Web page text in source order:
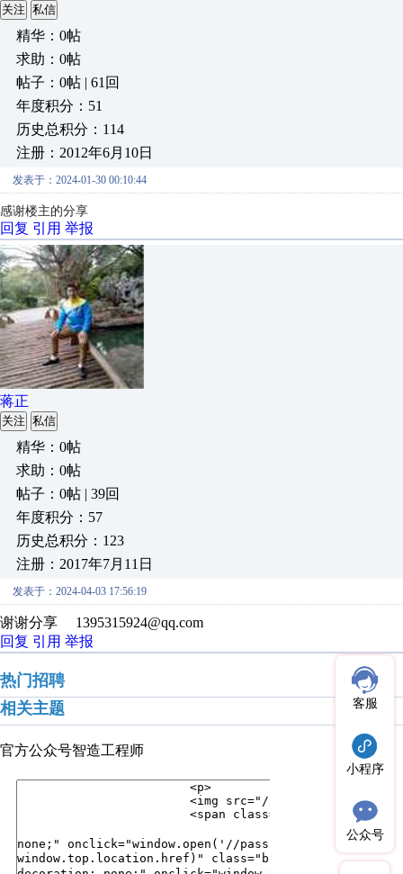
关注 私信
精华：0帖
求助：0帖
帖子：0帖 | 61回
年度积分：51
历史总积分：114
注册：2012年6月10日
发表于：2024-01-30 00:10:44
感谢楼主的分享
回复 引用 举报
蒋正
关注 私信
精华：0帖
求助：0帖
帖子：0帖 | 39回
年度积分：57
历史总积分：123
注册：2017年7月11日
发表于：2024-04-03 17:56:19
谢谢分享 1395315924@qq.com
回复 引用 举报
热门招聘
相关主题
官方公众号智造工程师
客服
小程序
公众号